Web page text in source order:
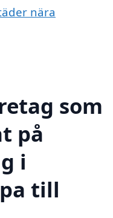
nära
som
på
i
till